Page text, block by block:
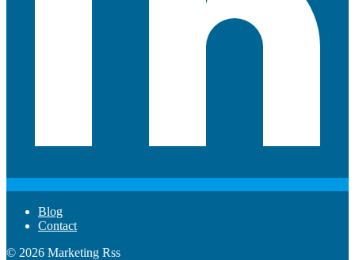
Blog
Contact
© 2026 Marketing Rss